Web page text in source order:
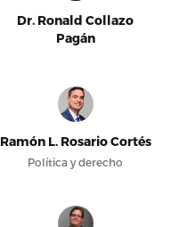
Dr. Ronald Collazo
Pagán
Ramón L. Rosario Cortés
Política y derecho